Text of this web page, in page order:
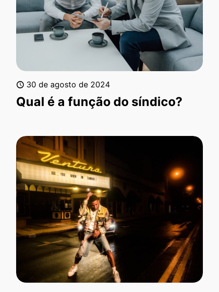
30 de agosto de 2024
Qual é a função do síndico?